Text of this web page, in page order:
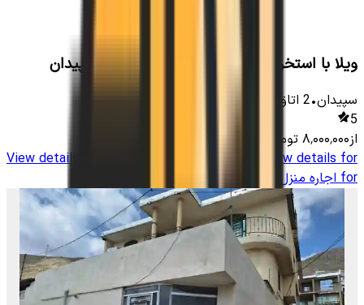
ویلا با استخر سرپوشیده آبگرم در هما شهر سپیدان
سپیدان•
2 اتاق 1000
5
از۸٬۰۰۰٬۰۰۰ تومان
View details for
View details
for اجاره منزل مبله در اردکان سپیدان